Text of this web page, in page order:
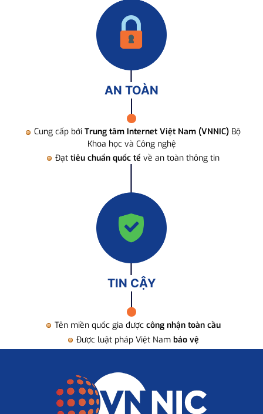
AN TOÀN
Cung cấp bởi Trung tâm Internet Việt Nam (VNNIC) Bộ
Khoa học và Công nghệ
Đạt tiêu chuẩn quốc tế về an toàn thông tin
TIN CẬY
Tên miền quốc gia được công nhận toàn cầu
Được luật pháp Việt Nam bảo vệ